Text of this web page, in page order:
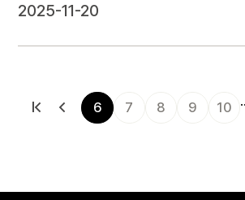
2025-11-20
6 7 8 9 10